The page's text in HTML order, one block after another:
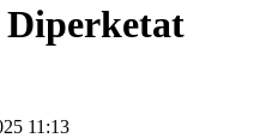
11:13